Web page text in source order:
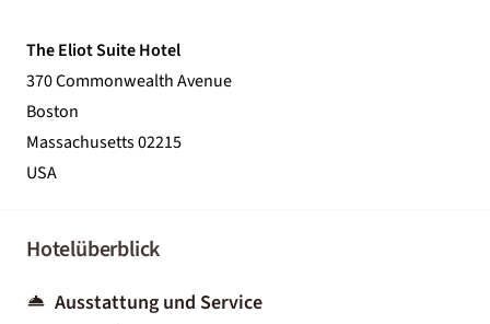
The Eliot Suite Hotel
370 Commonwealth Avenue
Boston
Massachusetts 02215
USA
Hotelüberblick
Ausstattung und Service